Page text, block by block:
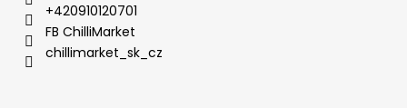
+420910120701
FB ChilliMarket
chillimarket_sk_cz